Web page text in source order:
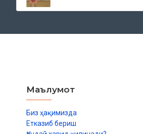
Нақишбандийлик ҳақида
Солик ким ўзи?
Маълумот
Биз ҳақимизда
Етказиб бериш